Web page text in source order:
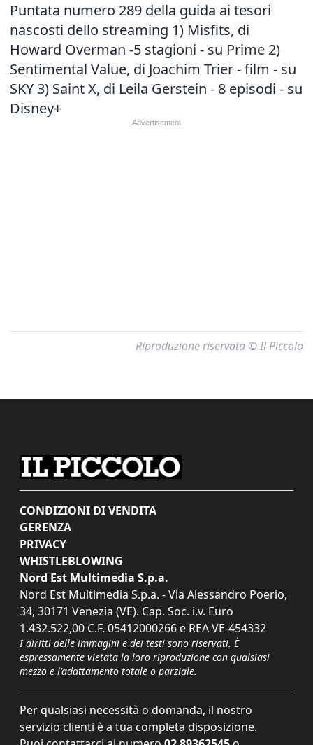
Puntata numero 289 della guida ai tesori
nascosti dello streaming 1) Misfits, di
Howard Overman -5 stagioni - su Prime 2)
Sentimental Value, di Joachim Trier - film - su
SKY 3) Saint X, di Leila Gerstein - 8 episodi - su
Disney+
Riproduzione riservata © Il Piccolo
CONDIZIONI DI VENDITA
GERENZA
PRIVACY
WHISTLEBLOWING
Nord Est Multimedia S.p.a.
Nord Est Multimedia S.p.a. - Via Alessandro Poerio,
34, 30171 Venezia (VE). Cap. Soc. i.v. Euro
1.432.522,00 C.F. 05412000266 e REA VE-454332
I diritti delle immagini e dei testi sono riservati. È
espressamente vietata la loro riproduzione con qualsiasi
mezzo e l'adattamento totale o parziale.
Per qualsiasi necessità o domanda, il nostro
servizio clienti è a tua completa disposizione.